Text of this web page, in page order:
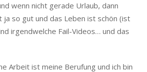
wenn nicht gerade Urlaub, dann
so gut und das Leben ist schön (ist
irgendwelche Fail-Videos… und das
Arbeit ist meine Berufung und ich bin